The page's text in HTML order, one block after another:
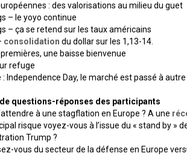
: des valorisations au milieu du guet
– le yoyo continue
– ça se retend sur les taux américains
consolidation du dollar sur les 1,13-14.
une baisse bienvenue
refuge
: Independence Day, le marché est passé à
questions-réponses des participants
à une stagflation en Europe ? A une
risque voyez-vous à l’issue du « stand by »
Trump ?
vous du secteur de la défense en Europe